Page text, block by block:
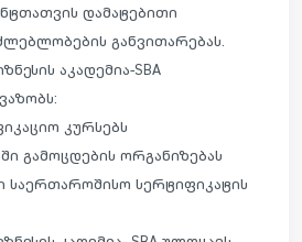
დამატებითი
განვითარებას.
აკადემია-SBA
კურსებს
გამოცდების ორგანიზებას
სერტიფიკატის